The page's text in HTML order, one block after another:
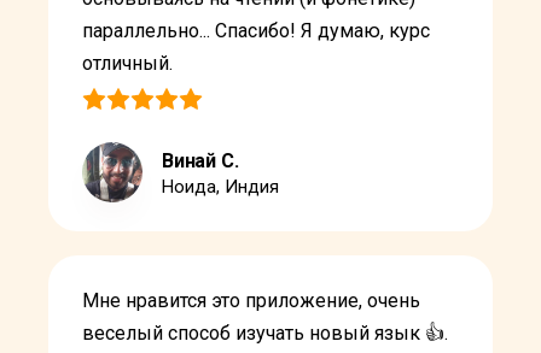
параллельно... Спасибо! Я думаю, курс
отличный.
Винай С.
Ноидa, Индия
Мне нравится это приложение, очень
веселый способ изучать новый язык 👍.